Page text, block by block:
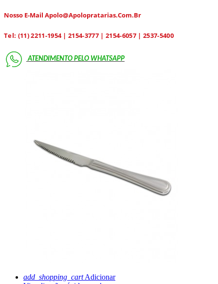
Nosso E-Mail Apolo@apolopratarias.com.br
Tel: (11) 2211-1954 | 2154-3777 | 2154-6057 | 2537-5400
ATENDIMENTO PELO WHATSAPP
add_shopping_cart Adicionar